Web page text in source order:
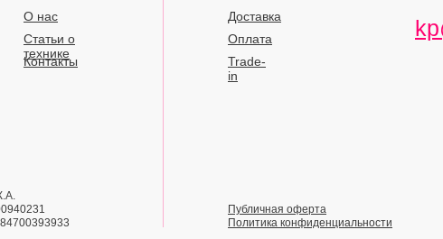
О нас
Доставка
Статьи о
технике
Оплата
Контакты
Trade-
in
Политика конфиденциальности
Публичная оферта